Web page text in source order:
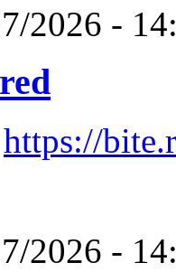
2026 -
https://
2026 -